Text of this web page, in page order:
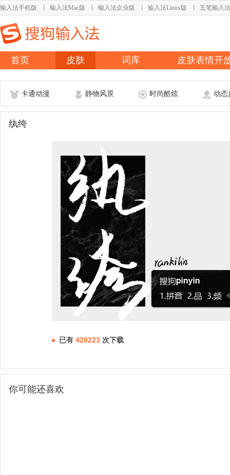
输入法手机版 输入法Mac版 输入法企业版 输入法Linux版 五笔输入法
首页 皮肤 词库 皮肤表情开
卡通动漫 静物风景 时尚酷炫 动态
纨绔
已有 428223 次下载
你可能还喜欢